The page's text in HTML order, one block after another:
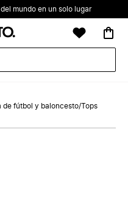
mundo en un solo lugar
de fútbol y baloncesto/Tops